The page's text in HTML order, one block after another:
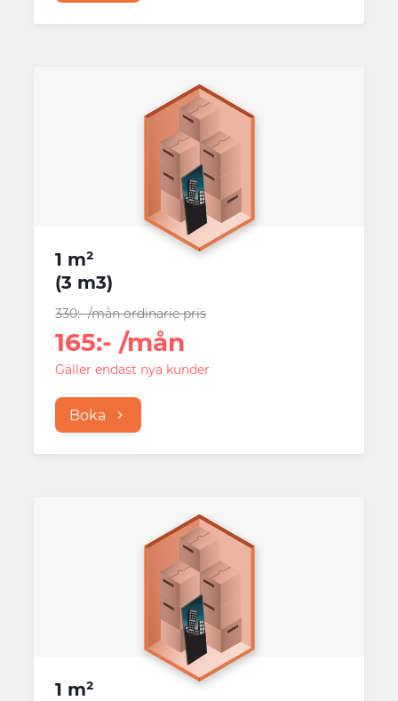
1 m²
(3 m3)
330:-/månordinarie pris
165:- /mån
Gäller endast nya kunder
Boka
1 m²